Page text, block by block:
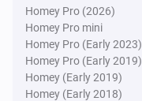
Homey Pro (2026)
Homey Pro mini
Homey Pro (Early 2023)
Homey Pro (Early 2019)
Homey (Early 2019)
Homey (Early 2018)